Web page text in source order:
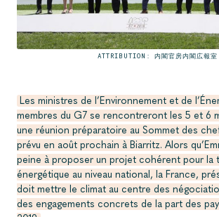
ATTRIBUTION: 内閣官房内閣広報室
Les ministres de l’Environnement et de
membres du G7 se rencontreront les 5 et 6
une réunion préparatoire au Sommet des
prévu en août prochain à Biarritz. Alors
peine à proposer un projet cohérent pour la
énergétique au niveau national, la France,
doit mettre le climat au centre des
des engagements concrets de la part des